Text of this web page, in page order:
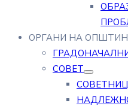
ОРГАНИ НА
СОВЕТ